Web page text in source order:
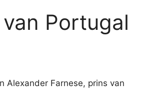
Portugal
Alexander Farnese, prins van